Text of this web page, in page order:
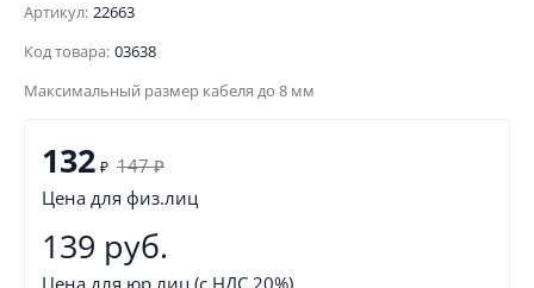
Артикул: 22663
Код товара: 03638
Максимальный размер кабеля до 8 мм
132 ₽ 147 ₽
Цена для физ.лиц
139 руб.
Цена для юр.лиц (с НДС 20%)